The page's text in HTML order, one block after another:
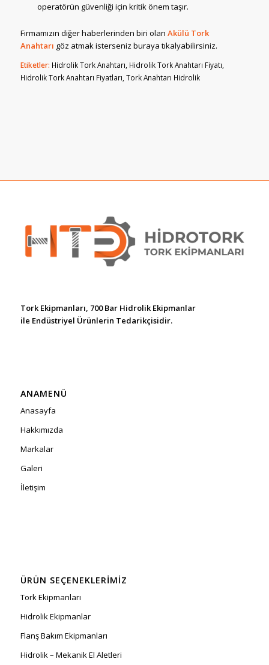
operatörün güvenliği için kritik önem taşır.
Firmamızın diğer haberlerinden biri olan Akülü Tork
Anahtarı göz atmak isterseniz buraya tıkalyabilirsiniz.
Etiketler: Hidrolik Tork Anahtarı Hidrolik Tork Anahtarı Fiyatı
Hidrolik Tork Anahtarı Fiyatları Tork Anahtarı Hidrolik
Tork Ekipmanları, 700 Bar Hidrolik Ekipmanlar
ile Endüstriyel Ürünlerin Tedarikçisidir.
ANAMENÜ
Anasayfa
Hakkımızda
Markalar
Galeri
İletişim
ÜRÜN SEÇENEKLERIMIZ
Tork Ekipmanları
Hidrolik Ekipmanlar
Flanş Bakım Ekipmanları
Hidrolik – Mekanik El Aletleri